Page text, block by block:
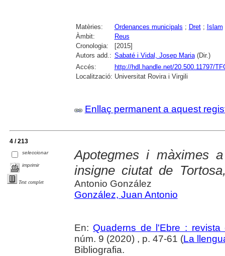
Matèries: Ordenances municipals ; Dret; Islam
Àmbit:
Reus
Cronologia:
[2015]
Autors add.: Sabaté i Vidal, Josep Maria(Dir.)
Accés:
http://hdl.handle.net/20.500.11797/
Localització: Universitat Rovira i Virgili
Enllaç permanent a aquest
4 / 213
seleccionar
imprimir
Text complet
Apotegmes i màximes
insigne ciutat de
Antonio González
González, Juan Antonio
En: Quaderns de l'Ebre :
núm. 9 (2020) , p. 47-61 (La
Bibliografia.